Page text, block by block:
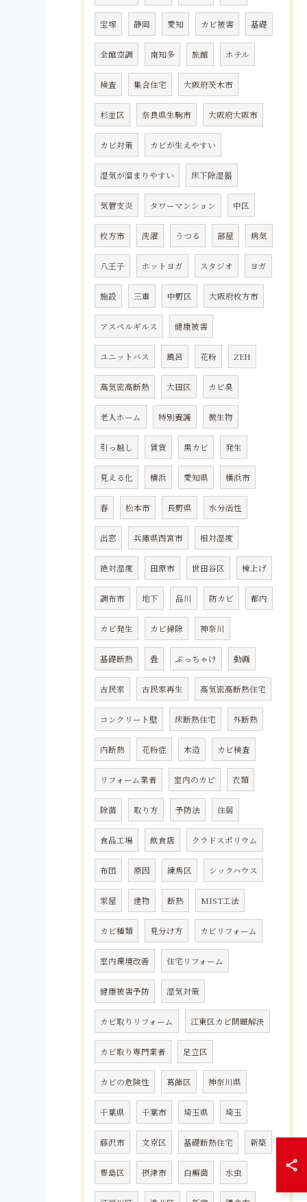
宝塚 静岡 愛知 カビ被害 基礎
全館空調 南知多 旅館 ホテル
検査 集合住宅 大阪府茨木市
杉並区 奈良県生駒市 大阪府大阪市
カビ対策 カビが生えやすい
湿気が溜まりやすい 床下除湿器
気管支炎 タワーマンション 中区
枚方市 洗濯 うつる 部屋 病気
八王子 ホットヨガ スタジオ ヨガ
施設 三重 中野区 大阪府枚方市
アスペルギルス 健康被害
ユニットバス 風呂 花粉 ZEH
高気密高断熱 大田区 カビ臭
老人ホーム 特別養護 微生物
引っ越し 賃貸 黒カビ 発生
見える化 横浜 愛知県 横浜市
春 松本市 長野県 水分活性
出窓 兵庫県西宮市 相対湿度
絶対湿度 田原市 世田谷区 棟上げ
調布市 地下 品川 防カビ 都内
カビ発生 カビ掃除 神奈川
基礎断熱 畳 ぶっちゃけ 動画
古民家 古民家再生 高気密高断熱住宅
コンクリート壁 床断熱住宅 外断熱
内断熱 花粉症 木造 カビ検査
リフォーム業者 室内のカビ 衣類
除菌 取り方 予防法 住居
食品工場 飲食店 クラドスポリウム
布団 原因 練馬区 シックハウス
家屋 建物 断熱 MIST工法
カビ種類 見分け方 カビリフォーム
室内環境改善 住宅リフォーム
健康被害予防 湿気対策
カビ取りリフォーム 江東区カビ問題解決
カビ取り専門業者 足立区
カビの危険性 葛飾区 神奈川県
千葉県 千葉市 埼玉県 埼玉
藤沢市 文京区 基礎断熱住宅 新築
豊島区 摂津市 白癬菌 水虫